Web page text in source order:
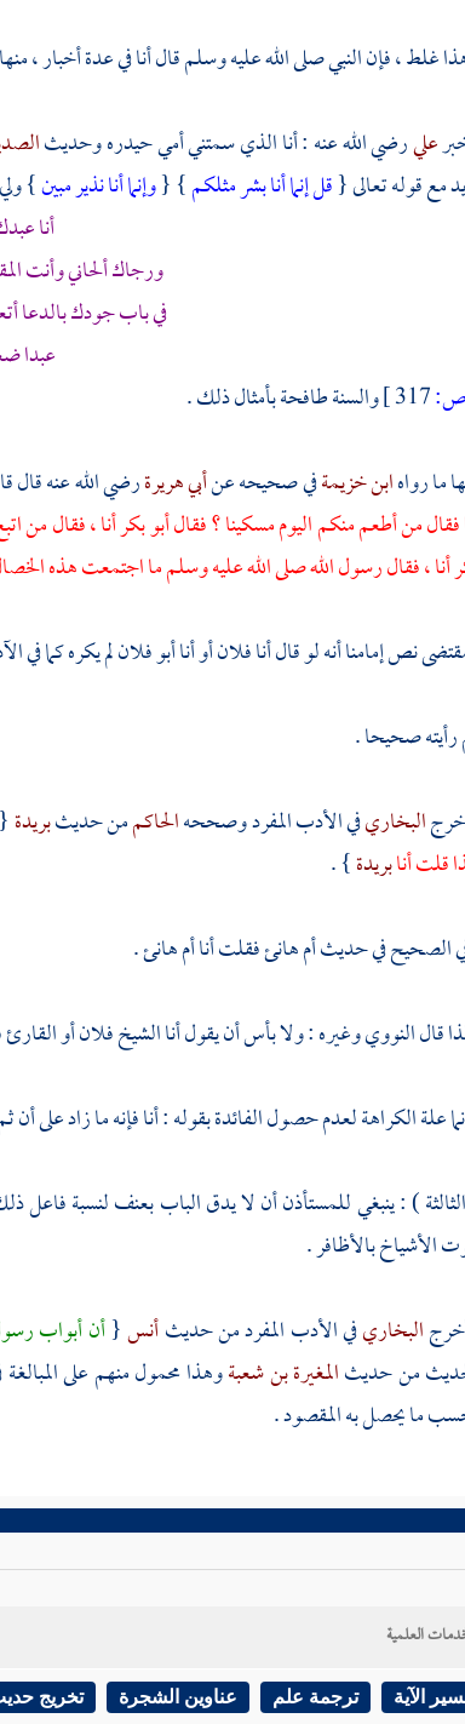
غلط ، فإن النبي صلى الله عليه وسلم قال أنا في عدة أخبار ،
عليرضي الله عنه : أنا الذي سمتني أمي حيدره وحديث
مع قوله تعالى {قل إنما أنا بشر مثلكم} {وإنما أنا نذير مبين}
أنا
ورجاك ألحاني وأنت
في باب جودك بالدعا
عبدا
ص:
والسنة طافحة بأمثال ذلك .
ما رواهابن خزيمةفي صحيحه عنأبي هريرةرضي الله عنه قال
فقال من أطعم منكم اليوم مسكينا ؟ فقالأبو بكرأنا ، فقال من
أنا ، فقال رسول الله صلى الله عليه وسلم ما اجتمعت هذه
نص إمامنا أنه لو قال أنا فلان أو أنا أبو فلان لم يكره كما
صحيحا .
البخاريفي الأدب المفرد وصححهالحاكممن حديثبريدة{
قلت أنابريدة} .
الصحيح في حديثأم هانئفقلت أناأم هانئ.
قالالنوويوغيره : ولا بأس أن يقول أنا الشيخ فلان أو
علة الكراهة لعدم حصول الفائدة بقوله : أنا فإنه ما زاد على
) : ينبغي للمستأذن أن لا يدق الباب بعنف لنسبة فاعل
الأشياخ بالأظافر .
البخاريفي الأدب المفرد من حديثأنس{أن أبواب
من حديثالمغيرة بن شعبةوهذا محمول منهم على
ما يحصل به المقصود .
العلمية
الآية ترجمة علم عناوين الشجرة تخريج